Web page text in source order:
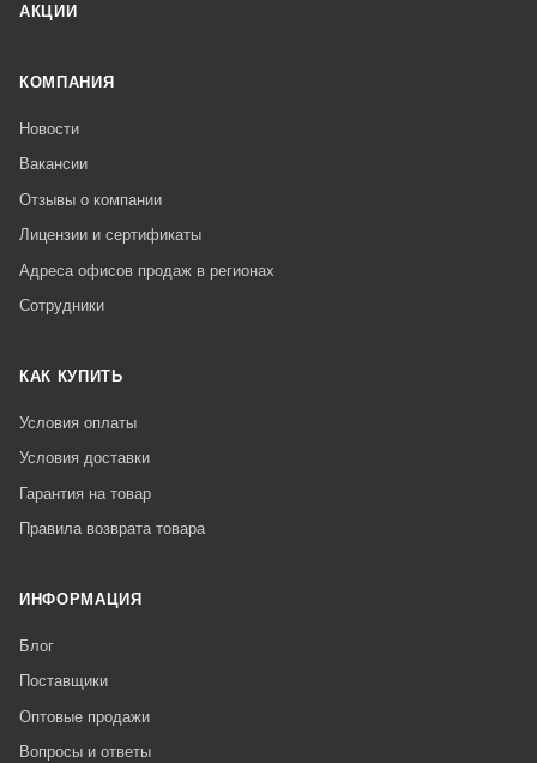
АКЦИИ
КОМПАНИЯ
Новости
Вакансии
Отзывы о компании
Лицензии и сертификаты
Адреса офисов продаж в регионах
Сотрудники
КАК КУПИТЬ
Условия оплаты
Условия доставки
Гарантия на товар
Правила возврата товара
ИНФОРМАЦИЯ
Блог
Поставщики
Оптовые продажи
Вопросы и ответы